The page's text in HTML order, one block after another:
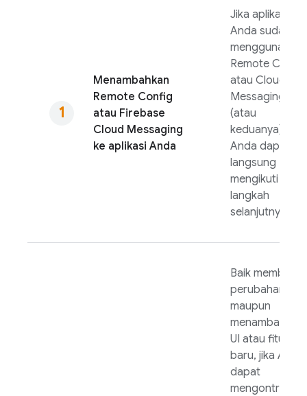
Menambahkan
Remote Config
atau Firebase
Cloud Messaging
ke aplikasi Anda
Jika aplikasi
Anda sudah
menggunakan
Remote Config
atau Cloud
Messaging
(atau
keduanya),
Anda dapat
langsung
mengikuti
langkah
selanjutnya.
Baik membuat
perubahan
maupun
menambahkan
UI atau fitur
baru, jika Anda
dapat
mengontrol